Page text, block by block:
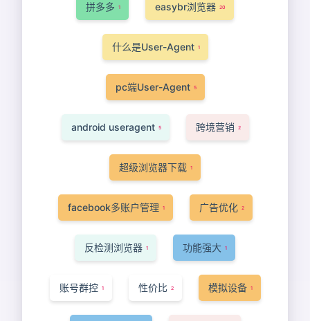
拼多多 1 easybr浏览器 20
什么是User-Agent 1
pc端User-Agent 5
android useragent 5 跨境营销 2
超级浏览器下载 1
facebook多账户管理 1 广告优化 2
反检测浏览器 1 功能强大 1
账号群控 1 性价比 2 模拟设备 1